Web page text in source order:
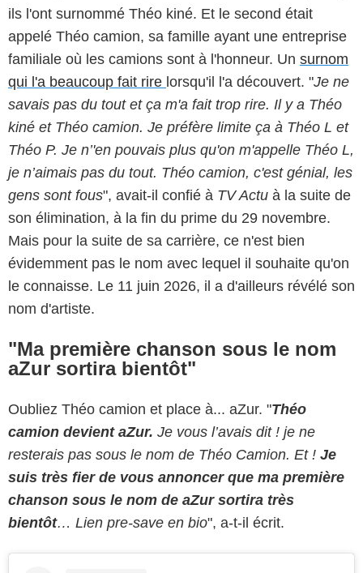
ils l'ont surnommé Théo kiné. Et le second était
appelé Théo camion, sa famille ayant une entreprise
familiale où les camions sont à l'honneur. Un surnom
qui l'a beaucoup fait rire lorsqu'il l'a découvert. "Je ne
savais pas du tout et ça m'a fait trop rire. Il y a Théo
kiné et Théo camion. Je préfère limite ça à Théo L et
Théo P. Je n’'en pouvais plus qu'on m'appelle Théo L,
je n’aimais pas du tout. Théo camion, c'est génial, les
gens sont fous", avait-il confié à TV Actu à la suite de
son élimination, à la fin du prime du 29 novembre.
Mais pour la suite de sa carrière, ce n'est bien
évidemment pas le nom avec lequel il souhaite qu'on
le connaisse. Le 11 juin 2026, il a d'ailleurs révélé son
nom d'artiste.
"Ma première chanson sous le nom
aZur sortira bientôt"
Oubliez Théo camion et place à... aZur. "Théo
camion devient aZur. Je vous l’avais dit ! je ne
resterais pas sous le nom de Théo Camion. Et ! Je
suis très fier de vous annoncer que ma première
chanson sous le nom de aZur sortira très
bientôt… Lien pre-save en bio", a-t-il écrit.